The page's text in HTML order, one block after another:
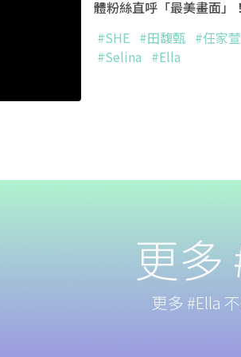
體粉絲直呼「最美畫面」
#SHE #田馥甄 #任家萱
#Selina #Ella
更多
更多 #Ella